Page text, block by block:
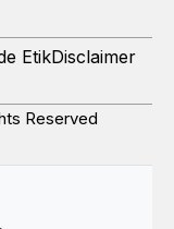
EtikDisclaimer
Reserved